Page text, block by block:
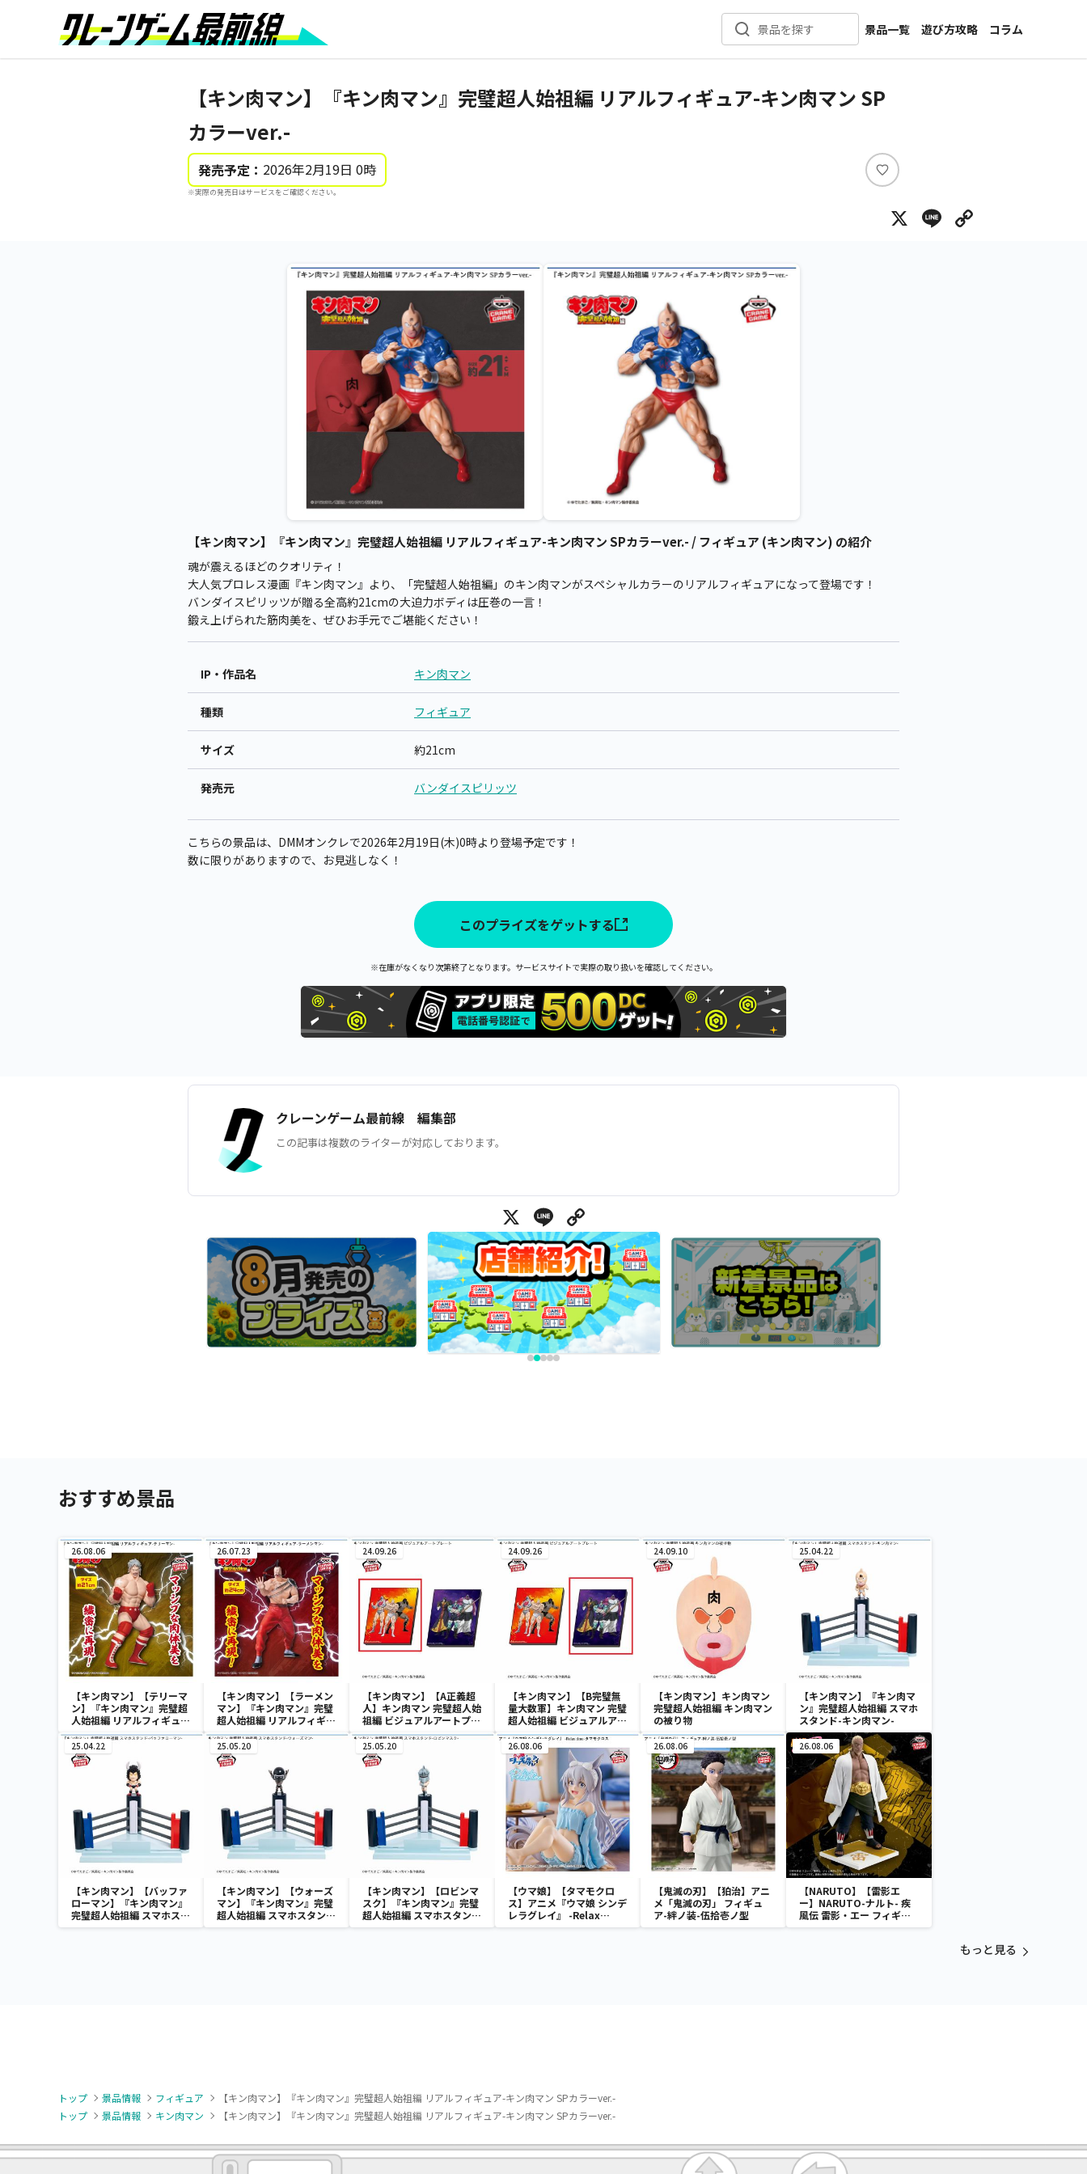
景品を探す
景品一覧
新着景品
遊び方攻略
コラム
インタビュー
【キン肉マン】『キン肉マン』完璧超人始祖編 リアルフィギュア-キン肉マン SP
カラーver.-
発売予定： 2026年2月19日 0時
※実際の発売日はサービスをご確認ください。
い
ね
X Line
【キン肉マン】『キン肉マン』完璧超人始祖編 リアルフィギュア-キン肉マン SPカラーver.- / フィギュア (キン肉マン) の紹介
魂が震えるほどのクオリティ！
大人気プロレス漫画『キン肉マン』より、「完璧超人始祖編」のキン肉マンがスペシャルカラーのリアルフィギュアになって登場です！
バンダイスピリッツが贈る全高約21cmの大迫力ボディは圧巻の一言！
鍛え上げられた筋肉美を、ぜひお手元でご堪能ください！
IP・作品名 キン肉マン
種類 フィギュア
サイズ 約21cm
発売元 バンダイスピリッツ
こちらの景品は、DMMオンクレで2026年2月19日(木)0時より登場予定です！
数に限りがありますので、お見逃しなく！
このプライズをゲットする
※在庫がなくなり次第終了となります。サービスサイトで実際の取り扱いを確認してください。
クレーンゲーム最前線 編集部
この記事は複数のライターが対応しております。
X Line
おすすめ景品
26.08.06
【キン肉マン】【テリーマ
ン】『キン肉マン』完璧超
人始祖編 リアルフィギュ
ア-テリーマン-
26.07.23
【キン肉マン】【ラーメン
マン】『キン肉マン』完璧
超人始祖編 リアルフィギュ
ア-ラーメンマン-
24.09.26
【キン肉マン】【A正義超
人】キン肉マン 完璧超人始
祖編 ビジュアルアートプレ
ート
24.09.26
【キン肉マン】【B完璧無
量大数軍】キン肉マン 完璧
超人始祖編 ビジュアルアー
トプレート
24.09.10
【キン肉マン】キン肉マン
完璧超人始祖編 キン肉マン
の被り物
25.04.22
【キン肉マン】『キン肉マ
ン』完璧超人始祖編 スマホ
スタンド-キン肉マン-
25.04.22
【キン肉マン】【バッファ
ローマン】『キン肉マン』
完璧超人始祖編 スマホスタ
ンド-バッファローマン-
25.05.20
【キン肉マン】【ウォーズ
マン】『キン肉マン』完璧
超人始祖編 スマホスタン
ド-ウォーズマン-
25.05.20
【キン肉マン】【ロビンマ
スク】『キン肉マン』完璧
超人始祖編 スマホスタン
ド-ロビンマスク-
26.08.06
【ウマ娘】【タマモクロ
ス】アニメ『ウマ娘 シンデ
レラグレイ』 -Relax
time-タマモクロス
26.08.06
【鬼滅の刃】【狛治】アニ
メ「鬼滅の刃」 フィギュ
ア-絆ノ装-伍拾壱ノ型
26.08.06
【NARUTO】【雷影エ
ー】NARUTO-ナルト- 疾
風伝 雷影・エー フィギュ
ア～五影集結…!!～
もっと見る
トップ 景品情報 フィギュア
【キン肉マン】『キン肉マン』完璧超人始祖編 リアルフィギュア-キン肉マン SPカラーver.-
トップ
景品情報 キン肉マン 【キン肉マン】『キン肉マン』完璧超人始祖編 リアルフィギュア-キン肉マン SPカラーver.-